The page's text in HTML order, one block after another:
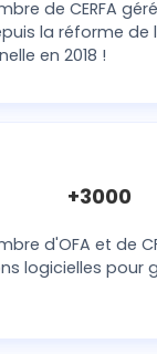
de CERFA
la réforme
en 2018 !
+3000
d'OFA et de
logicielles pour